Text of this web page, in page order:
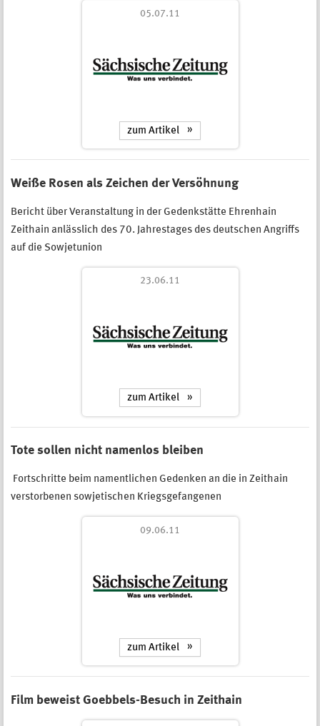
05.07.11
zum Artikel
Weiße Rosen als Zeichen der Versöhnung
Bericht über Veranstaltung in der Gedenkstätte Ehrenhain
Zeithain anlässlich des 70. Jahrestages des deutschen Angriffs
auf die Sowjetunion
23.06.11
zum Artikel
Tote sollen nicht namenlos bleiben
Fortschritte beim namentlichen Gedenken an die in Zeithain
verstorbenen sowjetischen Kriegsgefangenen
09.06.11
zum Artikel
Film beweist Goebbels-Besuch in Zeithain